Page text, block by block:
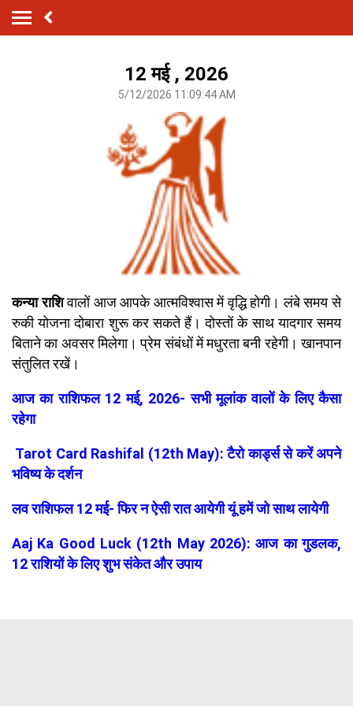
12 मई , 2026
5/12/2026 11:09:44 AM
कन्या राशिवालों आज आपके आत्मविश्वास में वृद्धि होगी। लंबे समय से
रुकी योजना दोबारा शुरू कर सकते हैं। दोस्तों के साथ यादगार समय
बिताने का अवसर मिलेगा। प्रेम संबंधों में मधुरता बनी रहेगी। खानपान
संतुलित रखें।
आज का राशिफल 12 मई, 2026- सभी मूलांक वालों के लिए कैसा
रहेगा
Tarot Card Rashifal (12th May): टैरो कार्ड्स से करें अपने
भविष्य के दर्शन
लव राशिफल 12 मई- फिर न ऐसी रात आयेगी यूं हमें जो साथ लायेगी
Aaj Ka Good Luck (12th May 2026): आज का गुडलक,
12 राशियों के लिए शुभ संकेत और उपाय